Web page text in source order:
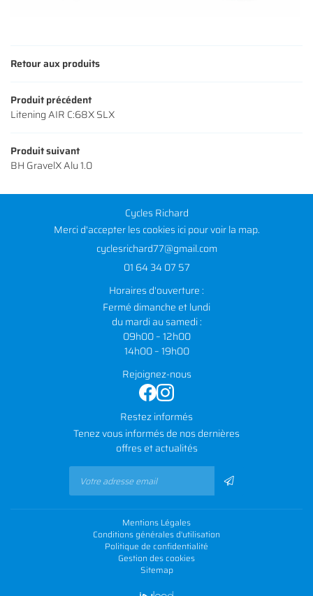
Retour aux produits
Produit précédent
Litening AIR C:68X SLX
Produit suivant
BH GravelX Alu 1.0
Cycles Richard
Merci d'accepter les cookiesicipour voir la map.
01 64 34 07 57
Horaires d'ouverture :
Fermé dimanche et lundi
du mardi au samedi :
09h00 – 12h00
14h00 – 19h00
Rejoignez-nous
Restez informés
Tenez vous informés de nos dernières
offres et actualités
Mentions Légales
Conditions générales d'utilisation
Politique de confidentialité
Gestion des cookies
Sitemap